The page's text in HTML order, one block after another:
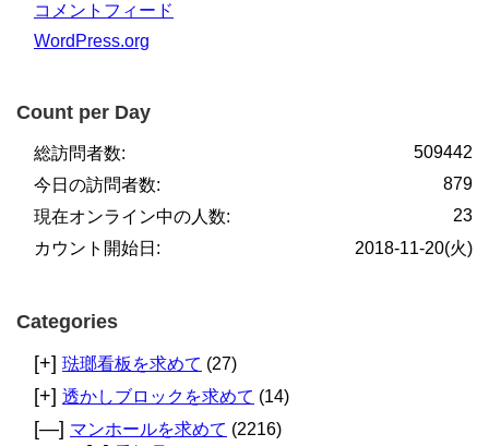
コメントフィード
WordPress.org
Count per Day
509442
総訪問者数:
879
今日の訪問者数:
23
現在オンライン中の人数:
2018-11-20(火)
カウント開始日:
Categories
[+] 琺瑯看板を求めて (27)
[+] 透かしブロックを求めて (14)
[—] マンホールを求めて (2216)